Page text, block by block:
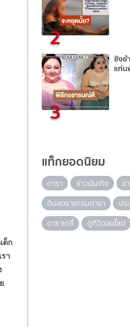
ด็ก
า
2
3
ชิงช้าฯซื้อ
แท่
แท็กยอดนิยม
ดารา ข่าวบันเทิง ข่
อินสตราแกรมดารา
ปร
ดาราเดลี่
ดูทีวีออนไลน์